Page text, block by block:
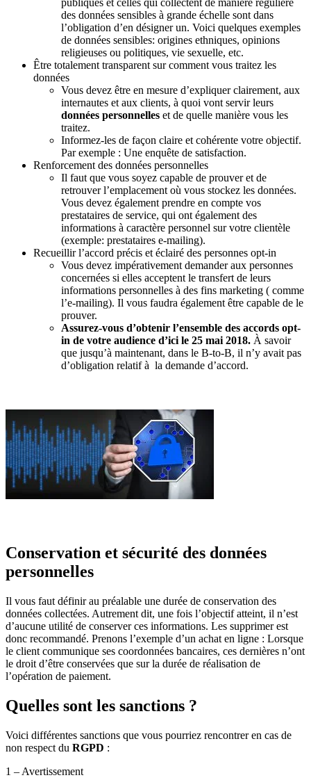
publiques et celles qui collectent de manière régulière
des données sensibles à grande échelle sont dans
l’obligation d’en désigner un. Voici quelques exemples
de données sensibles: origines ethniques, opinions
religieuses ou politiques, vie sexuelle, etc.
Être totalement transparent sur comment vous traitez les
données
Vous devez être en mesure d’expliquer clairement, aux
internautes et aux clients, à quoi vont servir leurs
données personnelles et de quelle manière vous les
traitez.
Informez-les de façon claire et cohérente votre objectif.
Par exemple : Une enquête de satisfaction.
Renforcement des données personnelles
Il faut que vous soyez capable de prouver et de
retrouver l’emplacement où vous stockez les données.
Vous devez également prendre en compte vos
prestataires de service, qui ont également des
informations à caractère personnel sur votre clientèle
(exemple: prestataires e-mailing).
Recueillir l’accord précis et éclairé des personnes opt-in
Vous devez impérativement demander aux personnes
concernées si elles acceptent le transfert de leurs
informations personnelles à des fins marketing ( comme
l’e-mailing). Il vous faudra également être capable de le
prouver.
Assurez-vous d’obtenir l’ensemble des accords opt-
in de votre audience d’ici le 25 mai 2018. À savoir
que jusqu’à maintenant, dans le B-to-B, il n’y avait pas
d’obligation relatif à la demande d’accord.
Conservation et sécurité des données
personnelles
Il vous faut définir au préalable une durée de conservation des
données collectées. Autrement dit, une fois l’objectif atteint, il n’est
d’aucune utilité de conserver ces informations. Les supprimer est
donc recommandé. Prenons l’exemple d’un achat en ligne : Lorsque
le client communique ses coordonnées bancaires, ces dernières n’ont
le droit d’être conservées que sur la durée de réalisation de
l’opération de paiement.
Quelles sont les sanctions ?
Voici différentes sanctions que vous pourriez rencontrer en cas de
non respect du RGPD :
1 – Avertissement